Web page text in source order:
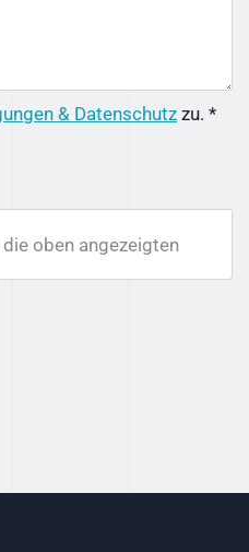
& Datenschutzzu. *
oben angezeigten